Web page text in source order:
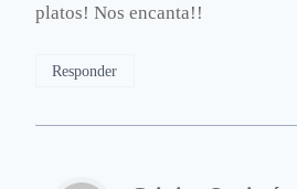
platos! Nos encanta!!
Responder